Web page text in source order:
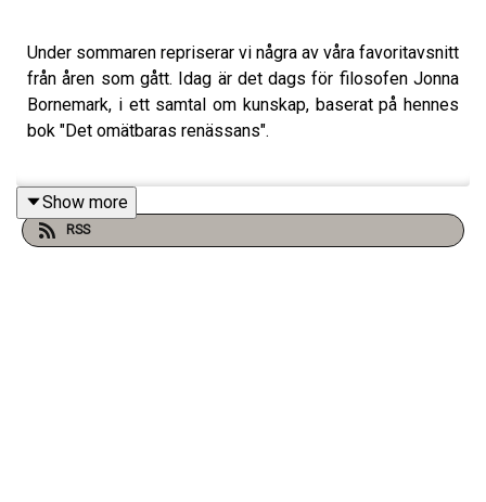
Under sommaren repriserar vi några av våra favoritavsnitt
från åren som gått. Idag är det dags för filosofen Jonna
Bornemark, i ett samtal om kunskap, baserat på hennes
bok "Det omätbaras renässans".
Programledare: Fritte Fritzson
Show more
RSS